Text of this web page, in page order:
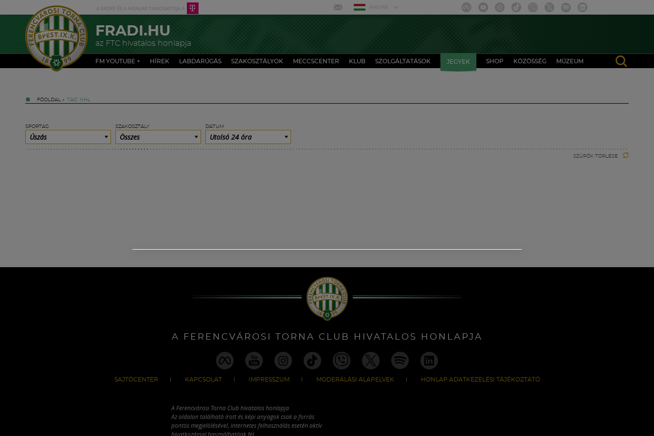
MAGYAR
FRADI.HU
az FTC hivatalos honlapja
FM YOUTUBE + HÍREK LABDARÚGÁS SZAKOSZTÁLYOK MECCSCENTER KLUB SZOLGÁLTATÁSOK JEGYEK SHOP KÖZÖSSÉG MÚZEUM
FŐOLDAL » TAG: NHL
SPORTÁG
Úszás
SZAKOSZTÁLY
Összes
DÁTUM
Utolsó 24 óra
SZŰRŐK TÖRLÉSE
A FERENCVÁROSI TORNA CLUB HIVATALOS HONLAPJA
SAJTÓCENTER KAPCSOLAT IMPRESSZUM MODERÁLÁSI ALAPELVEK HONLAP ADATKEZELÉSI TÁJÉKOZTATÓ
A Ferencvárosi Torna Club hivatalos honlapja
Az oldalon található írott és képi anyagok csak a forrás
pontos megjelölésével, internetes felhasználás esetén aktív
hivatkozással használhatóak fel.